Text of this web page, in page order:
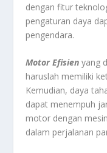
dengan fitur
pengaturan daya
pengendara.
Motor Efisien yang
haruslah memiliki
Kemudian, daya
dapat menempuh
motor dengan
dalam perjalanan